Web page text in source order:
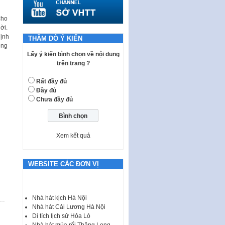
Nghị quyết quy định một số nội
dung và định mức chi quản lý
hoạt động khoa…
một số hành vi vi phạm hành
chính trong lĩnh…
Phê duyệt Chương trình phát
triển kinh tế số và xã hội số giai
đoạn 2026 -…
I. CHỈ TIÊU VÀ VỊ TRÍ VIỆC LÀM
ĐỒNG Tổng số chỉ…
sự và Kế hoạch số 187KH-
UBND ngày 0752026 của
thác quảng cáo trên địa bàn
thành phố Hà Nội
THĂM DÒ Ý KIẾN
Lấy ý kiến bình chọn về nội dung
trên trang ?
Rất đầy đủ
Đầy đủ
Chưa đầy đủ
Xem kết quả
WEBSITE CÁC ĐƠN VỊ
Nhà hát kịch Hà Nội
Nhà hát Cải Lương Hà Nội
Di tích lịch sử Hỏa Lò